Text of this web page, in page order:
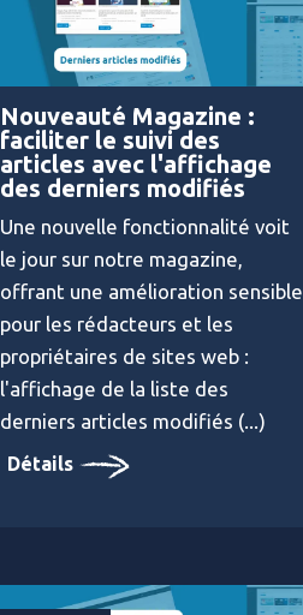
Nouveauté Magazine :
faciliter le suivi des
articles avec l'affichage
des derniers modifiés
Une nouvelle fonctionnalité voit
le jour sur notre magazine,
offrant une amélioration sensible
pour les rédacteurs et les
propriétaires de sites web :
l'affichage de la liste des
derniers articles modifiés (...)
Détails